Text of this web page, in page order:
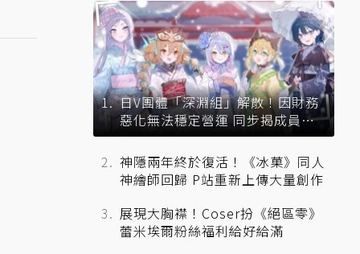
日V團體「深淵組」解散！因財務
惡化無法穩定營運 同步揭成員未
來去向
神隱兩年終於復活！《冰菓》同人
神繪師回歸 P站重新上傳大量創作
展現大胸襟！Coser扮《絕區零》
蕾米埃爾粉絲福利給好給滿